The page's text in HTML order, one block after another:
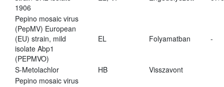
1906
Pepino mosaic virus
(PepMV) European
(EU) strain, mild
isolate Abp1
(PEPMVO)
EL Folyamatban -
S-Metolachlor HB
Visszavont
Pepino mosaic virus